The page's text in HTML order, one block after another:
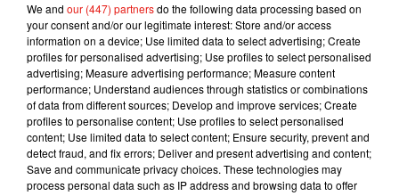
Musique
Julien Lieb s’essaye à la vie de chatelain
We and our (447) partnersdo the following data processing based on
your consent and/or our legitimate interest: Store and/or access
information on a device; Use limited data to select advertising; Create
profiles for personalised advertising; Use profiles to select personalised
advertising; Measure advertising performance; Measure content
performance; Understand audiences through statistics or combinations
of data from different sources; Develop and improve services; Create
profiles to personalise content; Use profiles to select personalised
content; Use limited data to select content; Ensure security, prevent and
detect fraud, and fix errors; Deliver and present advertising and content;
Save and communicate privacy choices. These technologies may
process personal data such as IP address and browsing data to offer